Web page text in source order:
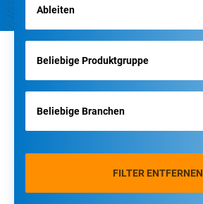
FILTER ENTFERNEN